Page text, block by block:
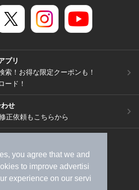
you agree that we and
to improve advertisi
experience on our servi
プリ
索！お得な限定クーポンも！
ード！
せ
正依頼もこちらから
料請求）
広告出稿のご案内
フスタイルMEMBERS+規約
基づく表記
ヘルプ 採用情報